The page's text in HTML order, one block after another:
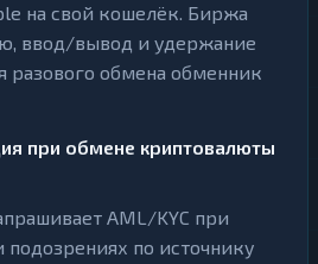
на свой кошелёк. Биржа
ввод/вывод и удержание
разового обмена обменник
при обмене криптовалюты
AML/KYC при
по источнику